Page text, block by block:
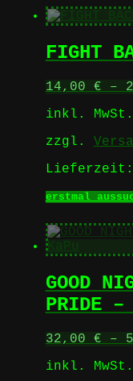
FIGHT
14,00 € –
inkl. MwSt.
zzgl.
erstmal
GOOD
PRIDE –
32,00 € –
inkl. MwSt.